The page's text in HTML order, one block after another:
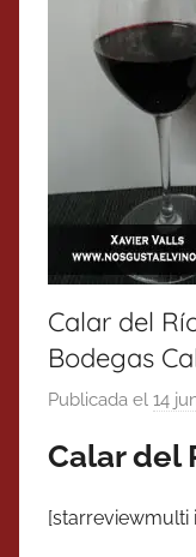
Calar del
Bodegas
Publicada el 14
Calar del
[starreviewmulti